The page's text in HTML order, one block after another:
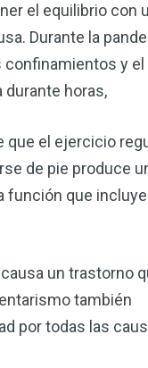
el equilibrio con
Durante la
confinamientos y el
horas,
que el ejercicio
de pie produce
función que incluye
un trastorno
también
por todas las